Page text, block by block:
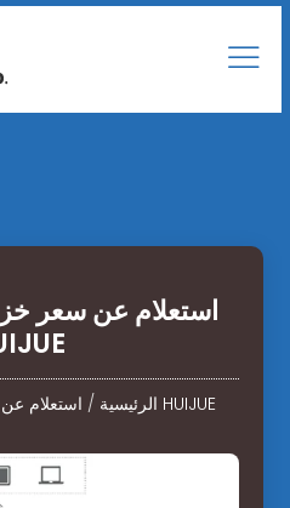
استعلام عن سعر
الرئيسية / استعلام عن سعر خزانة تخزين الطاقة HUIJUE